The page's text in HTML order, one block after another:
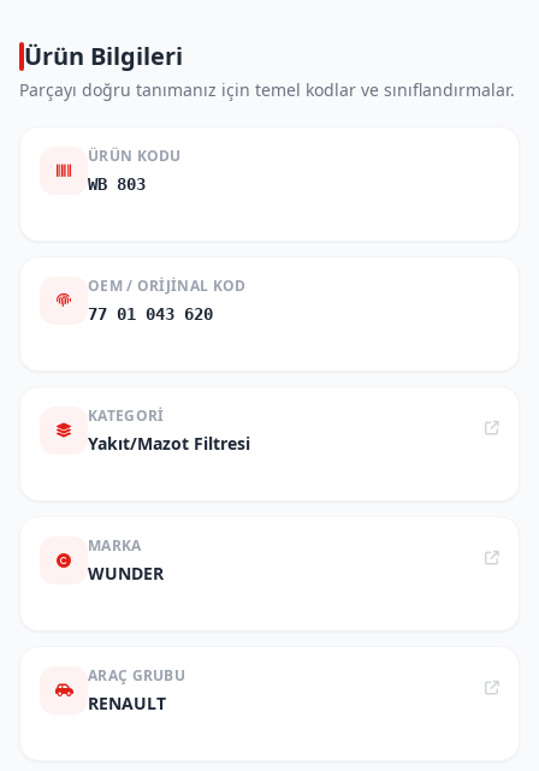
Ürün Bilgileri
Parçayı doğru tanımanız için temel kodlar ve sınıflandırmalar.
ÜRÜN KODU
WB 803
OEM / ORIJINAL KOD
77 01 043 620
KATEGORI
Yakıt/Mazot Filtresi
MARKA
WUNDER
ARAÇ GRUBU
RENAULT